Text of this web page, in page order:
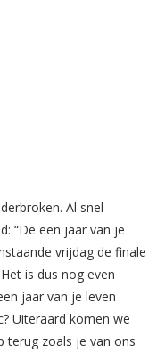
Al snel
“De een jaar van je
vrijdag de finale
is dus nog even
jaar van je leven
Uiteraard komen we
terug zoals je van ons